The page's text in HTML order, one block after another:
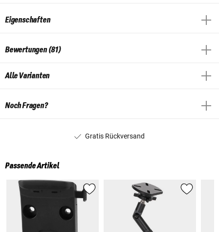
Eigenschaften
Bewertungen (81)
Alle Varianten
Noch Fragen?
Gratis Rückversand
Passende Artikel